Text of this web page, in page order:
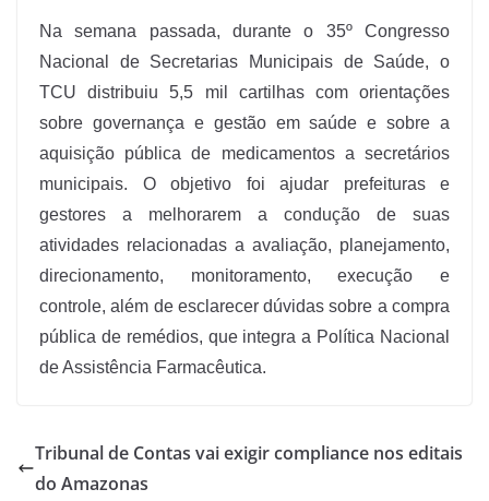
Na semana passada, durante o 35º Congresso
Nacional de Secretarias Municipais de Saúde, o
TCU distribuiu 5,5 mil cartilhas com orientações
sobre governança e gestão em saúde e sobre a
aquisição pública de medicamentos a secretários
municipais. O objetivo foi ajudar prefeituras e
gestores a melhorarem a condução de suas
atividades relacionadas a avaliação, planejamento,
direcionamento, monitoramento, execução e
controle, além de esclarecer dúvidas sobre a compra
pública de remédios, que integra a Política Nacional
de Assistência Farmacêutica.
Tribunal de Contas vai exigir compliance nos editais
do Amazonas